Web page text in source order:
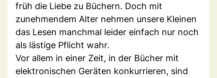
früh die Liebe zu Büchern. Doch mit
zunehmendem Alter nehmen unsere Kleinen
das Lesen manchmal leider einfach nur noch
als lästige Pflicht wahr.
Vor allem in einer Zeit, in der Bücher mit
elektronischen Geräten konkurrieren, sind